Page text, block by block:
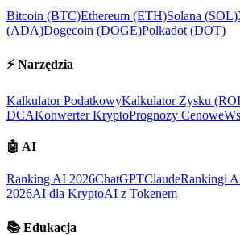
Bitcoin (BTC)Ethereum (ETH)Solana (SOL)
(ADA)Dogecoin (DOGE)Polkadot (DOT)
⚡ Narzędzia
Kalkulator PodatkowyKalkulator Zysku
DCAKonwerter KryptoPrognozy Cenowe
🤖 AI
Ranking AI 2026ChatGPTClaudeRankingi
2026AI dla KryptoAI z Tokenem
📚 Edukacja